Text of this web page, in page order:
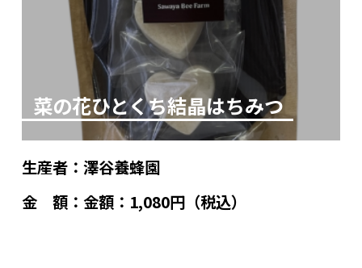
菜の花ひとくち結晶はちみつ
生産者： 澤谷養蜂園
金 額： 金額：1,080円（税込）